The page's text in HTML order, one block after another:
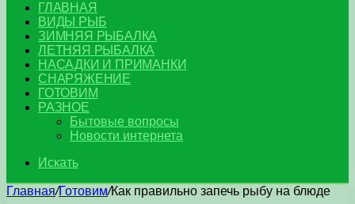
ГЛАВНАЯ
ВИДЫ РЫБ
ЗИМНЯЯ РЫБАЛКА
ЛЕТНЯЯ РЫБАЛКА
НАСАДКИ И ПРИМАНКИ
СНАРЯЖЕНИЕ
ГОТОВИМ
РАЗНОЕ
Бытовые вопросы
Новости интернета
Искать
Главная/Готовим/Как правильно запечь рыбу на блюде